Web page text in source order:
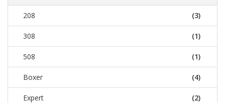
208 (3)
308 (1)
508 (1)
Boxer (4)
Expert (2)